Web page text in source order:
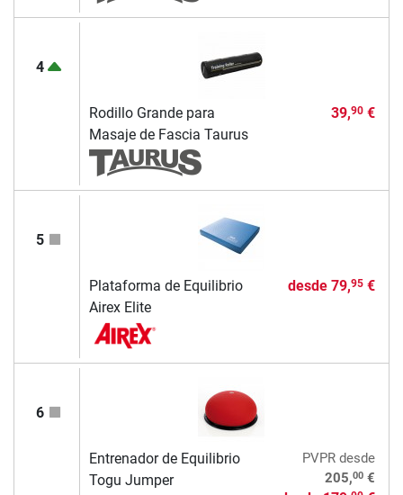
4
Rodillo Grande para
Masaje de Fascia Taurus
39,90€
5
Plataforma de Equilibrio
Airex Elite
desde 79,95€
6
Entrenador de Equilibrio
Togu Jumper
PVPRdesde
205,00€